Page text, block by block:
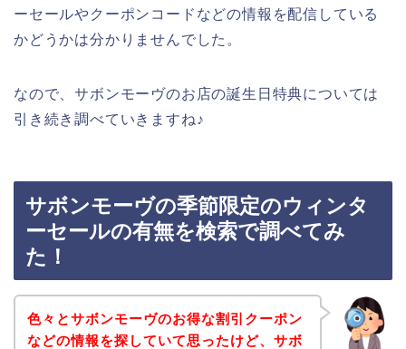
ーセールやクーポンコードなどの情報を配信している
かどうかは分かりませんでした。
なので、サボンモーヴのお店の誕生日特典については
引き続き調べていきますね♪
サボンモーヴの季節限定のウィンタ
ーセールの有無を検索で調べてみ
た！
色々とサボンモーヴのお得な割引クーポン
などの情報を探していて思ったけど、サボ